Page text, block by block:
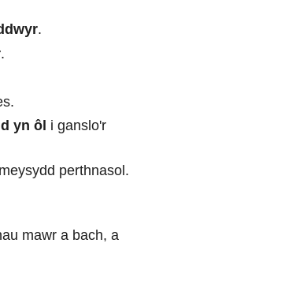
.
.
yn ôl i ganslo'r
perthnasol.
mawr a bach, a